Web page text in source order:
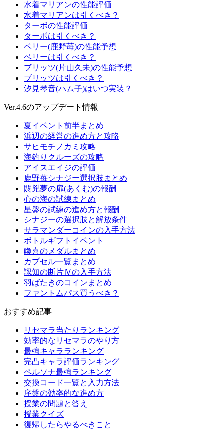
水着マリアンの性能評価
水着マリアンは引くべき？
ターボの性能評価
ターボは引くべき？
ベリー(鹿野苺)の性能予想
ベリーは引くべき？
ブリッツ(片山久未)の性能予想
ブリッツは引くべき？
汐見琴音(ハム子)はいつ実装？
Ver.4.6のアップデート情報
夏イベント前半まとめ
浜辺の経営の進め方と攻略
サヒモチノカミ攻略
海釣りクルーズの攻略
アイスエイジの評価
鹿野苺シナジー選択肢まとめ
閼兇夢の扉(あくむ)の報酬
心の海の試練まとめ
星盤の試練の進め方と報酬
シナジーの選択肢と解放条件
サラマンダーコインの入手方法
ボトルギフトイベント
喚喜のメダルまとめ
カプセル一覧まとめ
認知の断片Ⅳの入手方法
羽ばたきのコインまとめ
ファントムパス買うべき？
おすすめ記事
リセマラ当たりランキング
効率的なリセマラのやり方
最強キャラランキング
完凸キャラ評価ランキング
ペルソナ最強ランキング
交換コード一覧と入力方法
序盤の効率的な進め方
授業の問題と答え
授業クイズ
復帰したらやるべきこと